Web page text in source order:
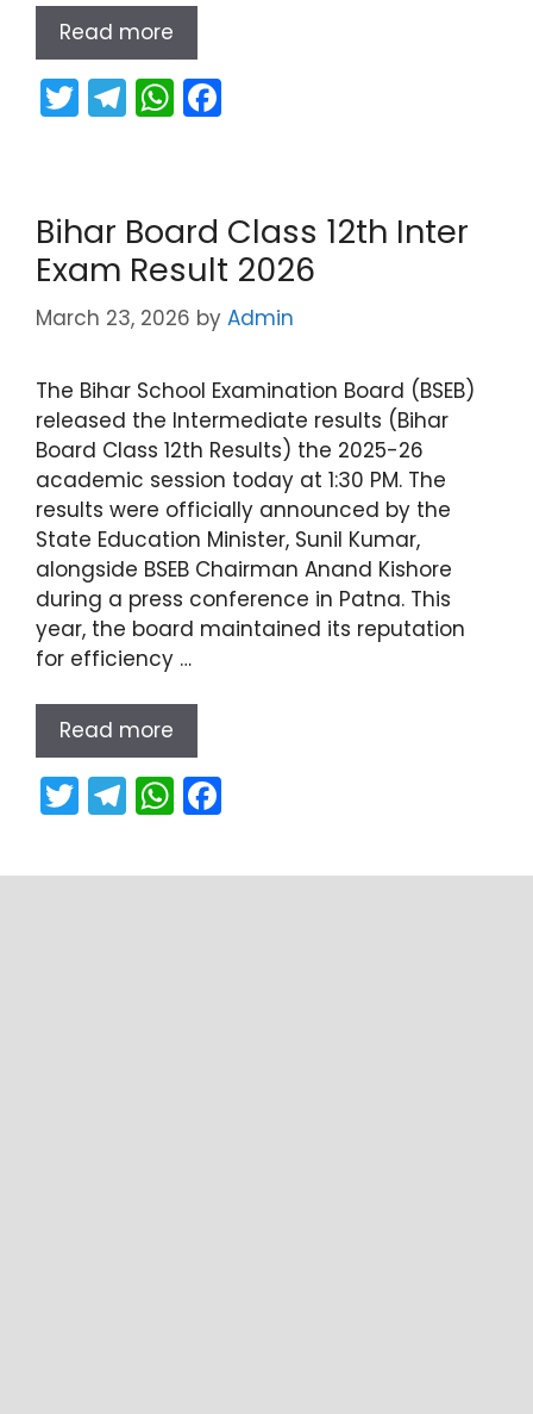
Read more
T
w
er
T
el
gr
a
m
W
h
ts
A
p
p
e
b
o
o
Bihar Board Class 12th Inter
Exam Result 2026
March 23, 2026 by Admin
The Bihar School Examination Board (BSEB)
released the Intermediate results (Bihar
Board Class 12th Results) the 2025-26
academic session today at 1:30 PM. The
results were officially announced by the
State Education Minister, Sunil Kumar,
alongside BSEB Chairman Anand Kishore
during a press conference in Patna. This
year, the board maintained its reputation
for efficiency …
Read more
T
w
itt
T
el
e
W
h
a c